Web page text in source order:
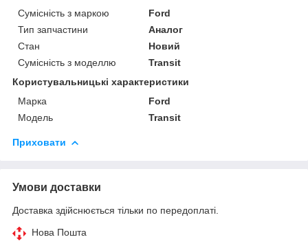
Сумісність з маркою
Ford
Тип запчастини
Аналог
Стан
Новий
Сумісність з моделлю
Transit
Користувальницькі характеристики
Марка
Ford
Модель
Transit
Приховати
Умови доставки
Доставка здійснюється тільки по передоплаті.
Нова Пошта